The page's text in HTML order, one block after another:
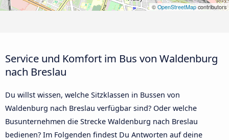
©OpenStreetMap contributors
Service und Komfort im Bus von Waldenburg
nach Breslau
Du willst wissen, welche Sitzklassen in Bussen von
Waldenburg nach Breslau verfügbar sind? Oder welche
Busunternehmen die Strecke Waldenburg nach Breslau
bedienen? Im Folgenden findest Du Antworten auf deine